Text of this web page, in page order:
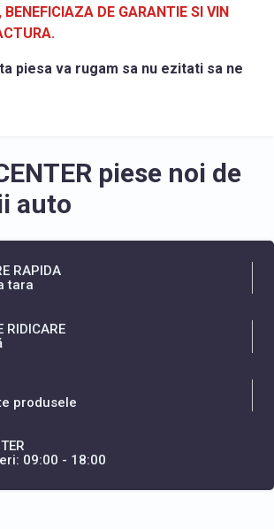
DE GARANTIE SI VIN
piesa va rugam sa nu ezitati sa ne
piese noi de
auto
RAPIDA
tara
RIDICARE
produsele
09:00 - 18:00